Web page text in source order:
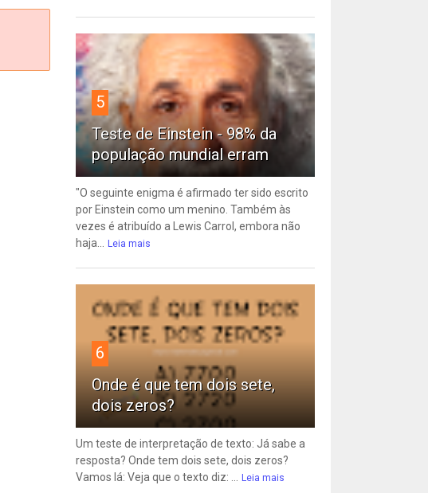
5
Teste de Einstein - 98% da
população mundial erram
"O seguinte enigma é afirmado ter sido escrito
por Einstein como um menino. Também às
vezes é atribuído a Lewis Carrol, embora não
haja...
Leia mais
6
Onde é que tem dois sete,
dois zeros?
Um teste de interpretação de texto: Já sabe a
resposta? Onde tem dois sete, dois zeros?
Vamos lá: Veja que o texto diz: ...
Leia mais